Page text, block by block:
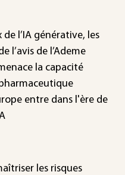
l’IA générative, les
l’avis de l’Ademe
la capacité
entre dans l'ère de
les risques